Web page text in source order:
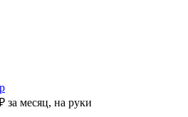
за месяц, на руки